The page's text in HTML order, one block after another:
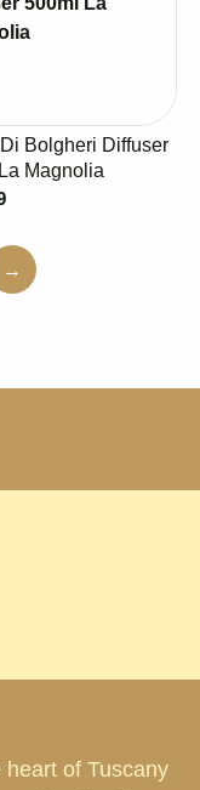
Bolgheri Diffuser
Magnolia
→
of Tuscany